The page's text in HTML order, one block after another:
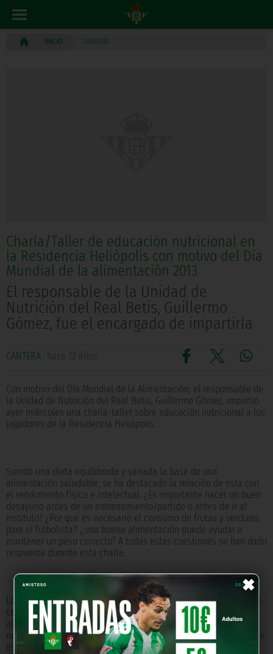
×
INICIO CANTERA
Charla/Taller de educación nutricional en
la Residencia Heliópolis con motivo del Día
Mundial de la alimentación 2013
El responsable de la Unidad de
Nutrición del Real Betis, Guillermo
Gómez, fue el encargado de impartirla
CANTERA hace 12 años
Con motivo del Día Mundial de la Alimentación, el responsable de
la Unidad de Nutrición del Real Betis, Guillermo Gómez, impartió
ayer miércoles una charla-taller sobre educación nutricional a los
jugadores de la Residencia Heliópolis.
Siendo una dieta equilibrada y variada la base de una
alimentación saludable, se ha destacado la relación de esta con
el rendimiento físico e intelectual. ¿Es importante hacer un buen
desayuno antes de un entrenamiento/partido o antes de ir al
instituto? ¿Por qué es necesario el consumo de frutas y verduras
para el futbolista? ¿una buena alimentación puede ayudar a
mantener un peso correcto? A todas estas cuestiones se han dado
respuesta durante esta charla.
Los jugadores también han tenido la oportunidad de conocer qué
cantidad de energía y nutrientes contienen algunos productos
alimenticios. Además, en el taller de lectura de etiquetado
nutricional han podido descubrir las diferencias que existen entre
estos alimentos, y cuál es el mejor momento para tomarlos.